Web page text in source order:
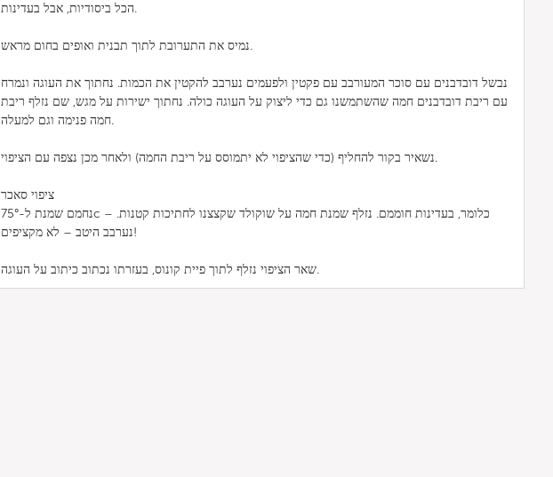
הכל ביסודיות, אבל בעדינות.
נמיס את התערובת לתוך תבנית ואופים בחום מראש.
נבשל דובדבנים עם סוכר המעורבב עם פקטין ולפעמים נערבב להקטין את הכמות. נחתוך את העוגה ונמרח
עם ריבת דובדבנים חמה שהשתמשנו גם כדי ליצוק על העוגה כולה. נחתוך ישירות על מגש, שם נזלף ריבת
חמה פנימה וגם למעלה.
נשאיר בקור להחליף (כדי שהציפוי לא יתמוסס על ריבת החמה) ולאחר מכן נצפה עם הציפוי.
ציפוי סאכר
נחמם שמנת ל-75°c – כלומר, בעדינות חוממם. נזלף שמנת חמה על שוקולד שקצצנו לחתיכות קטנות.
נערבב היטב – לא מקציפים!
שאר הציפוי נזלף לתוך פיית קונוס, בעזרתו נכתוב כיתוב על העוגה.